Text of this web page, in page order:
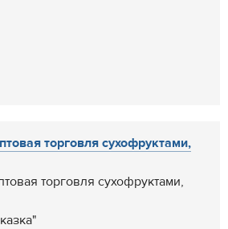
торговля сухофруктами,
торговля сухофруктами,